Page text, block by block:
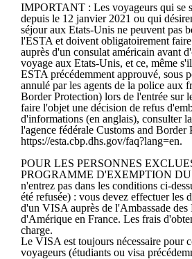
IMPORTANT : Les voyageurs qui se
depuis le 12 janvier 2021 ou qui
séjour aux Etats-Unis ne peuvent pas
l'ESTA et doivent obligatoirement
auprès d'un consulat américain avant
voyage aux Etats-Unis, et ce, même
ESTA précédemment approuvé, sous
annulé par les agents de la police aux
Border Protection) lors de l'entrée sur
faire l'objet une décision de refus
d'informations (en anglais), consulter
l'agence fédérale Customs and Border
https://esta.cbp.dhs.gov/faq?lang=en.
POUR LES PERSONNES
PROGRAMME D'EXEMPTION DU
n'entrez pas dans les conditions ci-
été refusée) : vous devez effectuer les
d'un VISA auprès de l'Ambassade des
d'Amérique en France. Les frais
charge.
Le VISA est toujours nécessaire pour
voyageurs (étudiants ou visa